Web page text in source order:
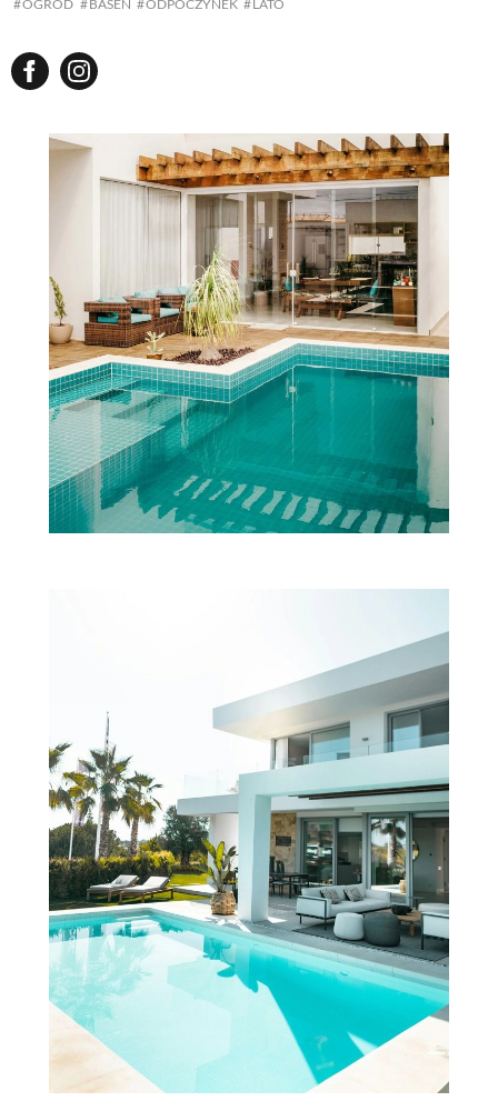
OGRÓD BASEN ODPOCZYNEK LATO